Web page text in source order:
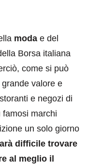
moda e del
Borsa italiana
come si può
valore e
e negozi di
marchi
un solo giorno
difficile trovare
al meglio il